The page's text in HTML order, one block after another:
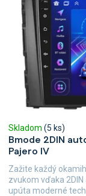
Bmode 2DIN
Pajero IV
Skladom (5 ks)
Zažite každý
zvukom vďaka
upúta moderné